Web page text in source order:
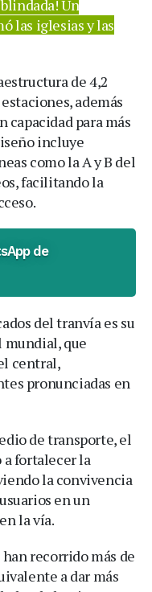
Un
las iglesias y las
de 4,2
además
capacidad para más
incluye
como la A y B del
facilitando la
de
del tranvía es su
mundial, que
central,
pronunciadas en
de transporte, el
fortalecer la
la convivencia
en un
la vía.
recorrido más de
a dar más